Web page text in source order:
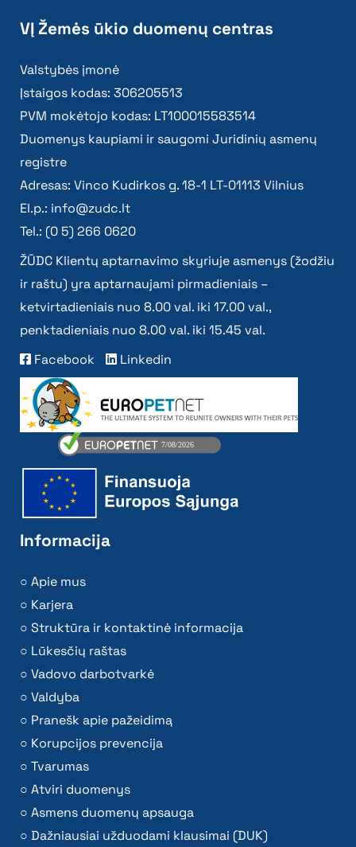
VĮ Žemės ūkio duomenų centras
Valstybės įmonė
Įstaigos kodas: 306205513
PVM mokėtojo kodas: LT100015583514
Duomenys kaupiami ir saugomi Juridinių asmenų
registre
Adresas: Vinco Kudirkos g. 18-1 LT-01113 Vilnius
El.p.: info@zudc.lt
Tel.: (0 5) 266 0620
ŽŪDC Klientų aptarnavimo skyriuje asmenys (žodžiu
ir raštu) yra aptarnaujami pirmadieniais –
ketvirtadieniais nuo 8.00 val. iki 17.00 val.,
penktadieniais nuo 8.00 val. iki 15.45 val.
Facebook
Linkedin
Informacija
Apie mus
Karjera
Struktūra ir kontaktinė informacija
Lūkesčių raštas
Vadovo darbotvarkė
Valdyba
Pranešk apie pažeidimą
Korupcijos prevencija
Tvarumas
Atviri duomenys
Asmens duomenų apsauga
Dažniausiai užduodami klausimai (DUK)